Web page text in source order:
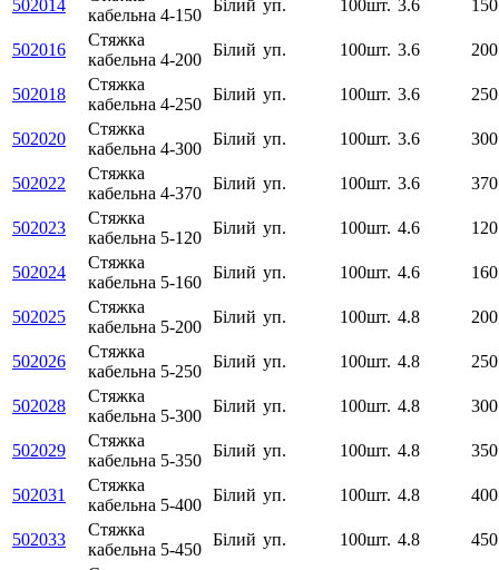
502014
кабельна 4-150
Білий уп. 100шт. 3.6 150
502016
Стяжка
кабельна 4-200
Білий уп. 100шт. 3.6 200
502018
Стяжка
кабельна 4-250
Білий уп. 100шт. 3.6 250
502020
Стяжка
кабельна 4-300
Білий уп. 100шт. 3.6 300
502022
Стяжка
кабельна 4-370
Білий уп. 100шт. 3.6 370
502023
Стяжка
кабельна 5-120
Білий уп. 100шт. 4.6 120
502024
Стяжка
кабельна 5-160
Білий уп. 100шт. 4.6 160
502025
Стяжка
кабельна 5-200
Білий уп. 100шт. 4.8 200
502026
Стяжка
кабельна 5-250
Білий уп. 100шт. 4.8 250
502028
Стяжка
кабельна 5-300
Білий уп. 100шт. 4.8 300
502029
Стяжка
кабельна 5-350
Білий уп. 100шт. 4.8 350
502031
Стяжка
кабельна 5-400
Білий уп. 100шт. 4.8 400
502033
Стяжка
кабельна 5-450
Білий уп. 100шт. 4.8
450